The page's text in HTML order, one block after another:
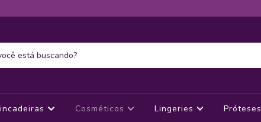
Cosméticos Lingeries Próteses